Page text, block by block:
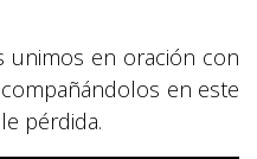
unimos en oración con
en este
pérdida.